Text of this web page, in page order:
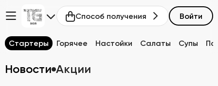
Способ получения Войти
Стартеры Горячее Настойки Салаты Супы
Новости Акции